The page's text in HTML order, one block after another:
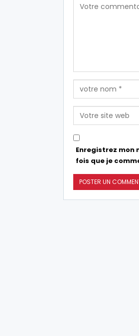
Enregistrez mon
fois que je